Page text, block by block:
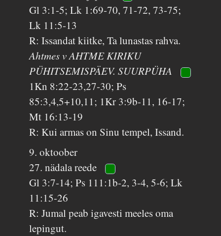
Gl 3:1-5; Lk 1:69-70, 71-72, 73-75;
Lk 11:5-13
R: Issandat kiitke, Ta lunastas rahva.
Ahtmes v AHTME KIRIKU
PÜHITSEMISPÄEV. SUURPÜHA
1Kn 8:22-23,27-30; Ps
85:3,4,5+10,11; 1Kr 3:9b-11, 16-17;
Mt 16:13-19
R: Kui armas on Sinu tempel, Issand.
9. oktoober
27. nädala reede
Gl 3:7-14; Ps 111:1b-2, 3-4, 5-6; Lk
11:15-26
R: Jumal peab igavesti meeles oma
lepingut.